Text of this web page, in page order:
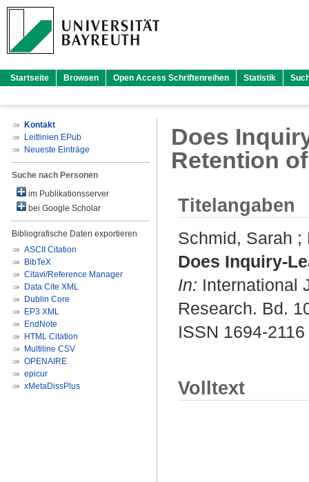
Startseite Browsen Open Access Schriftenreihen Statistik
Kontakt
Leitlinien EPub
Neueste Einträge
Suche nach Personen
im Publikationsserver
bei Google Scholar
Bibliografische Daten exportieren
ASCII Citation
BibTeX
Citavi/Reference Manager
Data Cite XML
Dublin Core
EP3 XML
EndNote
HTML Citation
Multiline CSV
OPENAIRE
epicur
xMetaDissPlus
Does
Retention
Titelangaben
Schmid, Sarah ;
Does Inquiry-
In: International
Research. Bd.
ISSN 1694-2116
Volltext